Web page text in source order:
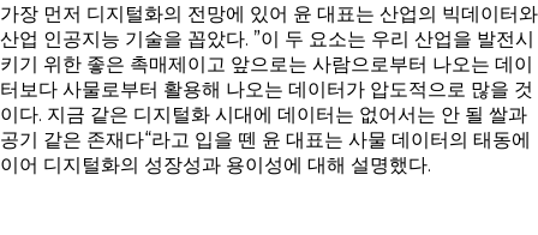
가장 먼저 디지털화의 전망에 있어 윤 대표는 산업의 빅데이터와
산업 인공지능 기술을 꼽았다. ”이 두 요소는 우리 산업을 발전시
키기 위한 좋은 촉매제이고 앞으로는 사람으로부터 나오는 데이
터보다 사물로부터 활용해 나오는 데이터가 압도적으로 많을 것
이다. 지금 같은 디지털화 시대에 데이터는 없어서는 안 될 쌀과
공기 같은 존재다“라고 입을 뗀 윤 대표는 사물 데이터의 태동에
이어 디지털화의 성장성과 용이성에 대해 설명했다.